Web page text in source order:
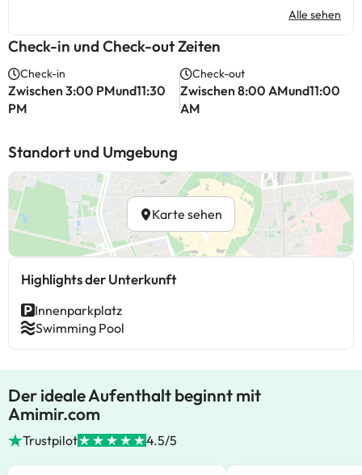
Alle sehen
Check-in und Check-out Zeiten
Check-in
Zwischen 3:00 PMund11:30
PM
Check-out
Zwischen 8:00 AMund11:00
AM
Standort und Umgebung
Karte sehen
Highlights der Unterkunft
Innenparkplatz
Swimming Pool
Der ideale Aufenthalt beginnt mit
Amimir.com
Trustpilot 4.5/5